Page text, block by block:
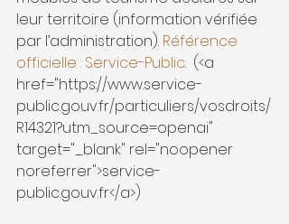
leur territoire (information vérifiée
par l’administration). Référence
officielle : Service-Public. (<a
href="https://www.service-
public.gouv.fr/particuliers/vosdroits/
R14321?utm_source=openai"
target="_blank" rel="noopener
noreferrer">service-
public.gouv.fr</a>)